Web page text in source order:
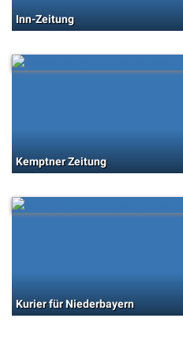
Inn-Zeitung
Kemptner Zeitung
Kurier für Niederbayern